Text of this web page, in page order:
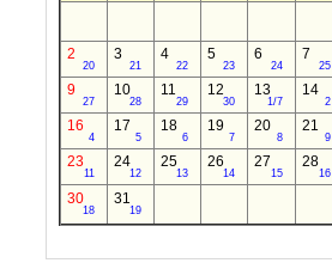
2
20
3
21
4
22
5
23
6
24
7
25
9
27
10
28
11
29
12
30
13
1/7
14
2
16
4
17
5
18
6
19
7
20
8
21
9
23
11
24
12
25
13
26
14
27
15
28
16
30
18
31
19